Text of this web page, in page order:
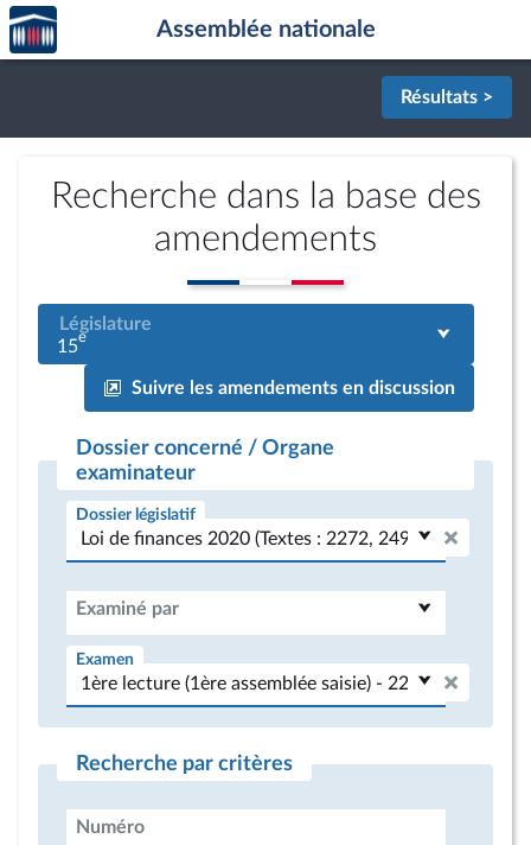
Aller au contenu
Aller en bas de la page
Accèder
à la
page
Assemblée nationale
Résultats >
Recherche dans la base des
amendements
Législature
15e
Suivre les amendements en discussion
Dossier concerné / Organe
examinateur
Dossier législatif
Examiné par
Examen
Recherche par critères
Numéro